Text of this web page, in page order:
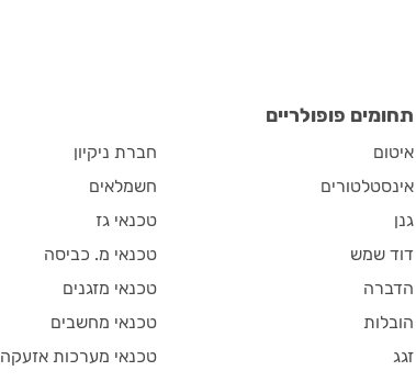
תחומים פופולריים
איטום
אינסטלטורים
גנן
דוד שמש
הדברה
הובלות
זגג
חברת ניקיון
חשמלאים
טכנאי גז
טכנאי מ. כביסה
טכנאי מזגנים
טכנאי מחשבים
טכנאי מערכות אזעקה